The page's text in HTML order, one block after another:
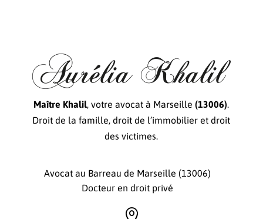
Maître Khalil, votre avocat à Marseille(13006).
Droit de la famille, droit de l’immobilier et droit
des victimes.
Avocat au Barreau de Marseille (13006)
Docteur en droit privé